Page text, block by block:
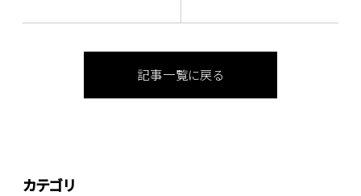
記事一覧に戻る
カテゴリ